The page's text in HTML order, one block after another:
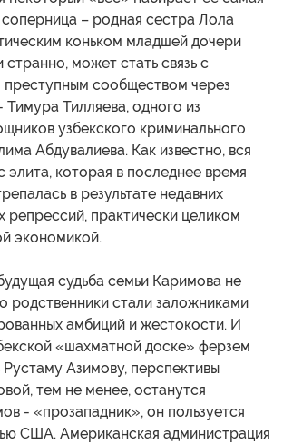
– родная сестра Лола
коньком младшей дочери
странно, может стать связь с
преступным сообществом через
Тимура Тилляева, одного из
узбекского криминального
Абдувалиева. Как известно, вся
элита, которая в последнее время
в результате недавних
репрессий, практически целиком
экономикой.
судьба семьи Каримова не
родственники стали заложниками
амбиций и жестокости. И
«шахматной доске» ферзем
Рустаму Азимову, перспективы
тем не менее, останутся
- «прозападник», он пользуется
США. Американская администрация